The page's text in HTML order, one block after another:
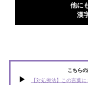
他に
漢
こちら
【対処療法】この言葉